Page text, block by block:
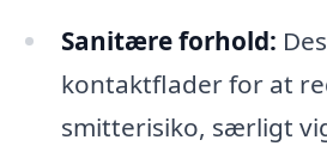
Sanitære forhold:
kontaktflader for at
smitterisiko, særligt